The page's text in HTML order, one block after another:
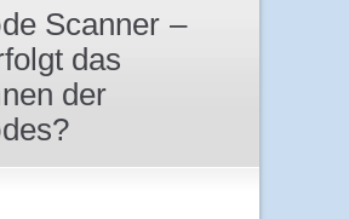
Scanner –
das
der